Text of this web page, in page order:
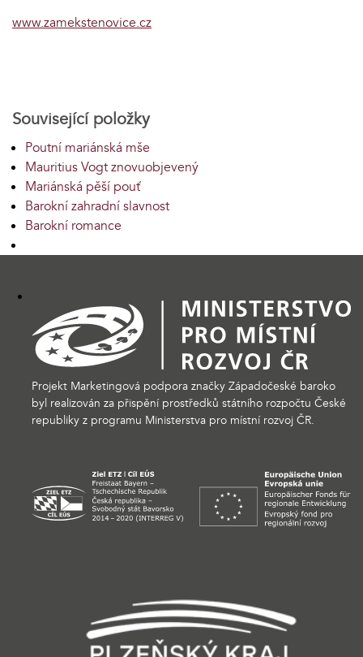
www.zamekstenovice.cz
Související položky
Poutní mariánská mše
Mauritius Vogt znovuobjevený
Mariánská pěší pouť
Barokní zahradní slavnost
Barokní romance
Projekt Marketingová podpora značky Západočeské baroko
byl realizován za přispění prostředků státního rozpočtu České
republiky z programu Ministerstva pro místní rozvoj ČR.